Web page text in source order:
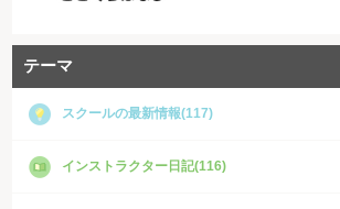
テーマ
スクールの最新情報(117)
インストラクター日記(116)